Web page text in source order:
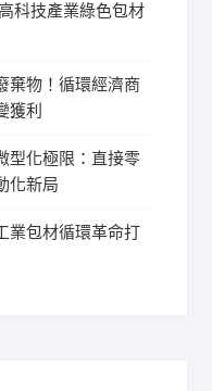
科技產業綠色包材
棄物！循環經濟商
獲利
型化極限：直接零
化新局
業包材循環革命打